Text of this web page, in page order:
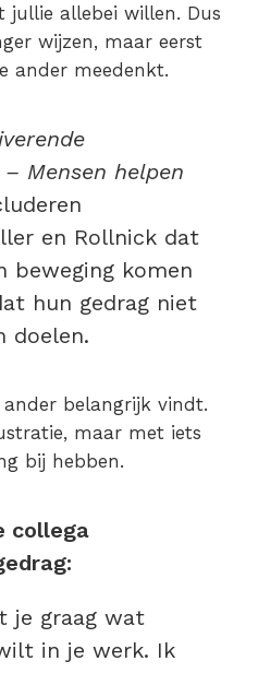
jullie allebei willen. Dus
wijzen, maar eerst
ander meedenkt.
Mensen helpen
en Rollnick dat
beweging komen
hun gedrag niet
doelen.
belangrijk vindt.
maar met iets
bij hebben.
collega
je graag wat
in je werk. Ik